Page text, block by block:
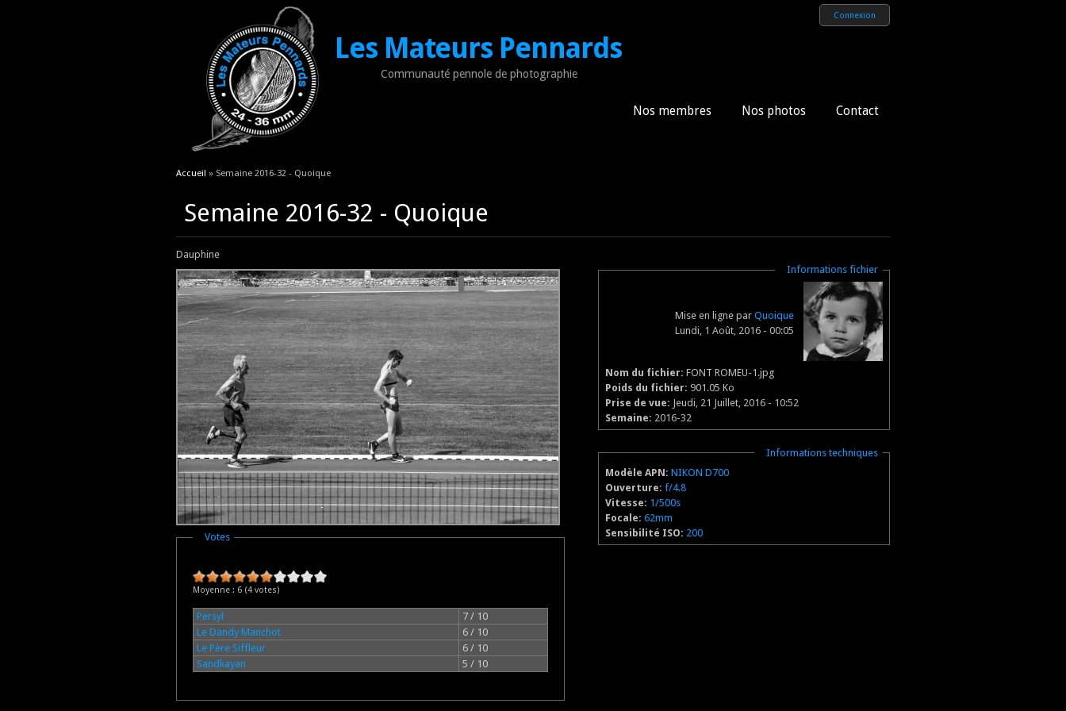
Les Mateurs Pennards
Communauté pennole de photographie
Connexion
Nos membres Nos photos Contact
Vous êtes ici
Accueil » Semaine 2016-32 - Quoique
Semaine 2016-32 - Quoique
Dauphine
Masquer
Votes
Moyenne : 6 (4votes)
Persyl
7 / 10
Le Dandy Manchot
6 / 10
Le Père Siffleur
6 / 10
Sandkayan
5 / 10
Masquer
Informations fichier
Mise en ligne par Quoique
Lundi, 1 Août, 2016 - 00:05
Nom du fichier: FONT ROMEU-1.jpg
Poids du fichier: 901.05 Ko
Prise de vue: Jeudi, 21 Juillet, 2016 - 10:52
Semaine: 2016-32
Masquer
Informations techniques
Modèle APN: NIKON D700
Ouverture: f/4.8
Vitesse: 1/500s
Focale: 62mm
Sensibilité ISO: 200